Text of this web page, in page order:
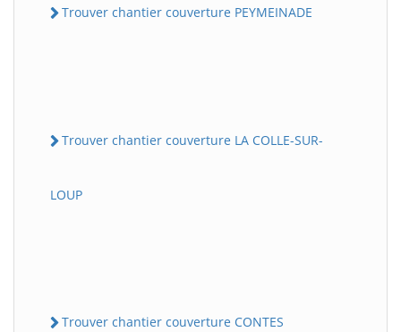
Trouver chantier couverture PEYMEINADE
Trouver chantier couverture LA COLLE-SUR-
LOUP
Trouver chantier couverture CONTES